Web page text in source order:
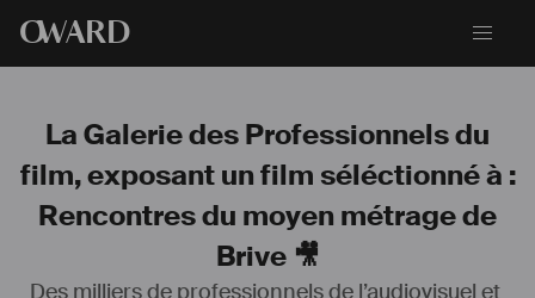
OWARD
La Galerie des Professionnels du
film, exposant un film séléctionné à :
Rencontres du moyen métrage de
Brive 🎥
Des milliers de professionnels de l’audiovisuel et